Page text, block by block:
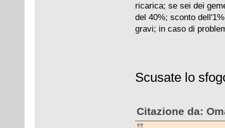
ricarica; se sei dei
del 40%; sconto
gravi; in caso di
Scusate lo
Citazione da: